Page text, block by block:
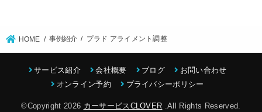
HOME 事例紹介 プラド アライメント調整
サービス紹介 会社概要 ブログ
お問い合わせ
オンライン予約
プライバシーポリシー
©Copyright 2026 カーサービスCLOVER .All Rights Reserved.